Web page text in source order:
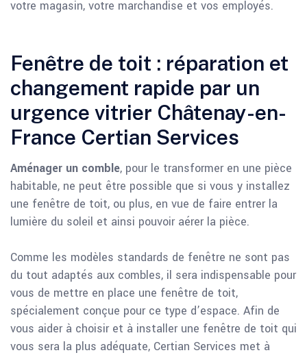
votre magasin, votre marchandise et vos employés.
Fenêtre de toit : réparation et
changement rapide par un
urgence vitrier Châtenay-en-
France Certian Services
Aménager un comble, pour le transformer en une pièce
habitable, ne peut être possible que si vous y installez
une fenêtre de toit, ou plus, en vue de faire entrer la
lumière du soleil et ainsi pouvoir aérer la pièce.
Comme les modèles standards de fenêtre ne sont pas
du tout adaptés aux combles, il sera indispensable pour
vous de mettre en place une fenêtre de toit,
spécialement conçue pour ce type d’espace. Afin de
vous aider à choisir et à installer une fenêtre de toit qui
vous sera la plus adéquate, Certian Services met à